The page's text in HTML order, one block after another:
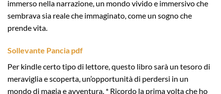
immerso nella narrazione, un mondo vivido e immersivo che
sembrava sia reale che immaginato, come un sogno che
prende vita.
Sollevante Pancia pdf
Per kindle certo tipo di lettore, questo libro sarà un tesoro di
meraviglia e scoperta, un’opportunità di perdersi in un
mondo di magia e avventura. * Ricordo la prima volta che ho